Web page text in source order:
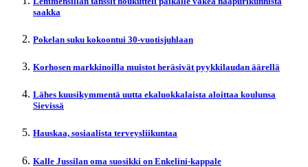
saakka
Pokelan suku kokoontui 30-vuotisjuhlaan
Korhosen markkinoilla muistot heräsivät pyykkilaudan äärellä
Lähes kuusikymmentä uutta ekaluokkalaista aloittaa koulunsa
Sievissä
Hauskaa, sosiaalista terveysliikuntaa
Kalle Jussilan oma suosikki on Enkelini-kappale